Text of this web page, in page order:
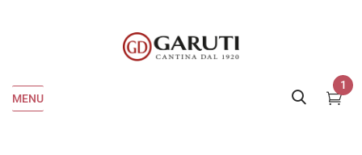
MENU
1